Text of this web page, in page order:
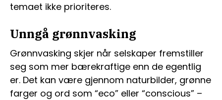
temaet ikke prioriteres.
Unngå grønnvasking
Grønnvasking skjer når selskaper fremstiller
seg som mer bærekraftige enn de egentlig
er. Det kan være gjennom naturbilder, grønne
farger og ord som “eco” eller “conscious” –